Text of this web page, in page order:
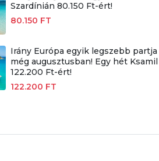
Szardínián 80.150 Ft-ért!
80.150 FT
Irány Európa egyik legszebb partja
még augusztusban! Egy hét Ksamil
122.200 Ft-ért!
122.200 FT